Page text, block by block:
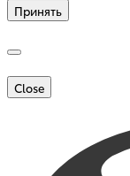
Принять
Close